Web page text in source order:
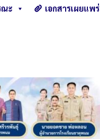
ณะ เอกสารเผยแพร่